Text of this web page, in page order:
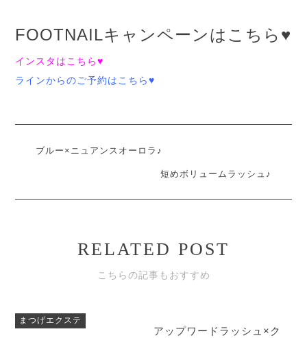
FOOTNAILキャンペーンはこちら♥
インスタはこちら♥
ラインからのご予約はこちら♥
ブルー×ニュアンスオーロラ♪
短めボリュームラッシュ♪
RELATED POST
こちらの記事もおすすめ
まつげエクステ
アップワードラッシュ×ク